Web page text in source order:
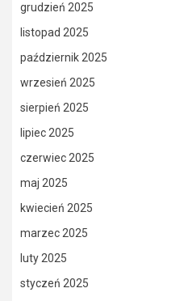
grudzień 2025
listopad 2025
październik 2025
wrzesień 2025
sierpień 2025
lipiec 2025
czerwiec 2025
maj 2025
kwiecień 2025
marzec 2025
luty 2025
styczeń 2025